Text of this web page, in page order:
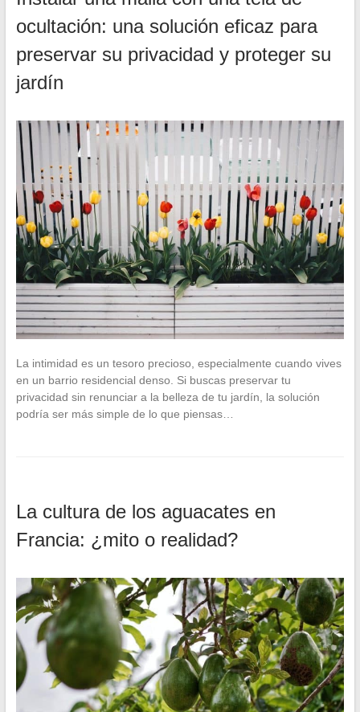
ocultación: una solución eficaz para
preservar su privacidad y proteger su
jardín
La intimidad es un tesoro precioso, especialmente cuando vives
en un barrio residencial denso. Si buscas preservar tu
privacidad sin renunciar a la belleza de tu jardín, la solución
podría ser más simple de lo que piensas…
La cultura de los aguacates en
Francia: ¿mito o realidad?